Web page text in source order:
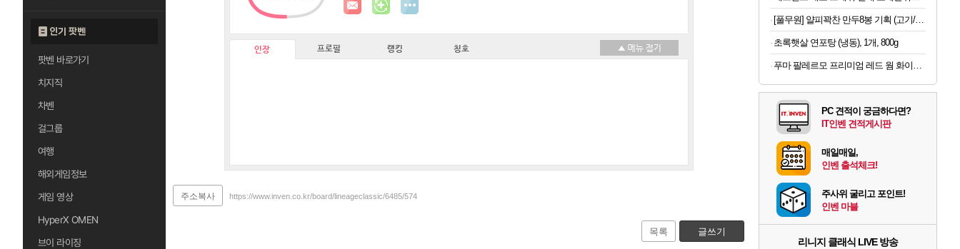
인기 팟벤
팟벤 바로가기
치지직
차벤
걸그룹
여행
해외게임정보
게임 영상
HyperX OMEN
브이 라이징
인장 프로필 랭킹 칭호
주소복사 https://www.inven.co.kr/board/lineageclassic/6485/574
목록 글쓰기
[풀무원] 얄피꽉찬 만두8봉 기획 (고기/김치/교자/물만두 외)
초록햇살 연포탕 (냉동), 1개, 800g
푸마 팔레르모 프리미엄 레드 웜 화이트 여자 운동화 401744-03
PC 견적이 궁금하다면?
IT인벤 견적게시판
매일매일,
인벤 출석체크!
주사위 굴리고 포인트!
인벤 마블
리니지 클래식 LIVE 방송